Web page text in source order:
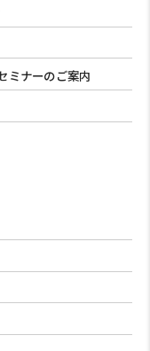
ミナーのご案内